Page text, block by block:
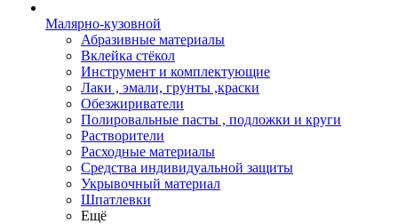
Малярно-кузовной
Абразивные материалы
Вклейка стёкол
Инструмент и комплектующие
Лаки , эмали, грунты ,краски
Обезжириватели
Полировальные пасты , подложки и круги
Растворители
Расходные материалы
Средства индивидуальной защиты
Укрывочный материал
Шпатлевки
Ещё